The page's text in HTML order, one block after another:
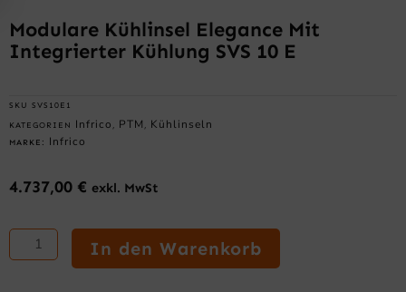
Modulare Kühlinsel Elegance Mit
Integrierter Kühlung SVS 10 E
SKU SVS10E1
KATEGORIEN Infrico , PTM , Kühlinseln
MARKE: Infrico
4.737,00 € exkl. MwSt
Modulare
Kühlinsel
Elegance
In den Warenkorb